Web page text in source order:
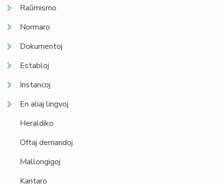
Raŭmismo
Normaro
Dokumentoj
Establoj
Instancoj
En aliaj lingvoj
Heraldiko
Oftaj demandoj
Mallongigoj
Kantaro